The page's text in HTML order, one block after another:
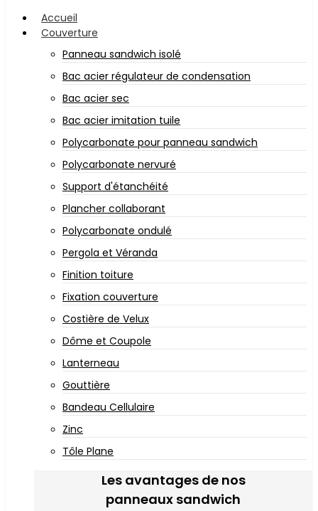
Accueil
Couverture
Panneau sandwich isolé
Bac acier régulateur de condensation
Bac acier sec
Bac acier imitation tuile
Polycarbonate pour panneau sandwich
Polycarbonate nervuré
Support d'étanchéité
Plancher collaborant
Polycarbonate ondulé
Pergola et Véranda
Finition toiture
Fixation couverture
Costière de Velux
Dôme et Coupole
Lanterneau
Gouttière
Bandeau Cellulaire
Zinc
Tôle Plane
Les avantages de nos
panneaux sandwich